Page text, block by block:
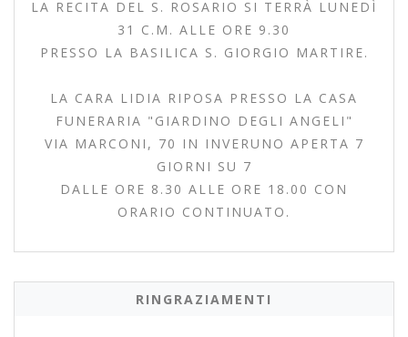
LA RECITA DEL S. ROSARIO SI TERRÀ LUNEDÌ
31 C.M. ALLE ORE 9.30
PRESSO LA BASILICA S. GIORGIO MARTIRE.
LA CARA LIDIA RIPOSA PRESSO LA CASA
FUNERARIA "GIARDINO DEGLI ANGELI"
VIA MARCONI, 70 IN INVERUNO APERTA 7
GIORNI SU 7
DALLE ORE 8.30 ALLE ORE 18.00 CON
ORARIO CONTINUATO.
RINGRAZIAMENTI